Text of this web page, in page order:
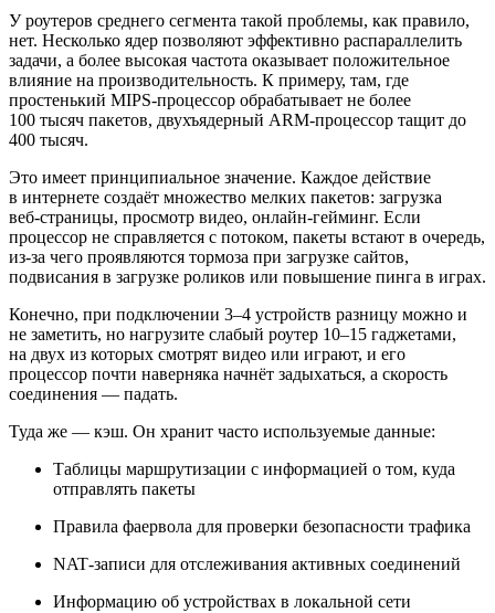
У роутеров среднего сегмента такой проблемы, как правило,
нет. Несколько ядер позволяют эффективно распараллелить
задачи, а более высокая частота оказывает положительное
влияние на производительность. К примеру, там, где
простенький MIPS‑процессор обрабатывает не более
100 тысяч пакетов, двухъядерный ARM‑процессор тащит до
400 тысяч.
Это имеет принципиальное значение. Каждое действие
в интернете создаёт множество мелких пакетов: загрузка
веб‑страницы, просмотр видео, онлайн‑гейминг. Если
процессор не справляется с потоком, пакеты встают в очередь,
из‑за чего проявляются тормоза при загрузке сайтов,
подвисания в загрузке роликов или повышение пинга в играх.
Конечно, при подключении 3–4 устройств разницу можно и
не заметить, но нагрузите слабый роутер 10–15 гаджетами,
на двух из которых смотрят видео или играют, и его
процессор почти наверняка начнёт задыхаться, а скорость
соединения — падать.
Туда же — кэш. Он хранит часто используемые данные:
Таблицы маршрутизации с информацией о том, куда
отправлять пакеты
Правила фаервола для проверки безопасности трафика
NAT‑записи для отслеживания активных соединений
Информацию об устройствах в локальной сети